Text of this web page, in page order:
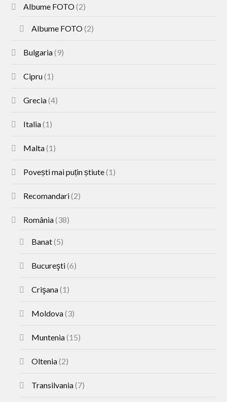
Albume FOTO(2)
Albume FOTO(2)
Bulgaria(9)
Cipru(1)
Grecia(4)
Italia(1)
Malta(1)
Povești mai puțin știute(1)
Recomandari(2)
România(38)
Banat(5)
Bucureşti(6)
Crişana(1)
Moldova(3)
Muntenia(15)
Oltenia(2)
Transilvania(7)